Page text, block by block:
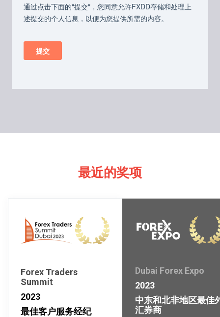
最近的奖项
Forex Traders
Summit
2023
最佳客户服务经纪
Dubai Forex Expo
2023
中东和北非地区最佳
汇券商